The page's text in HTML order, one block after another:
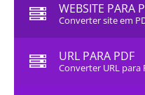
WEBSITE PARA
Converter site em
URL PARA PDF
Converter URL para